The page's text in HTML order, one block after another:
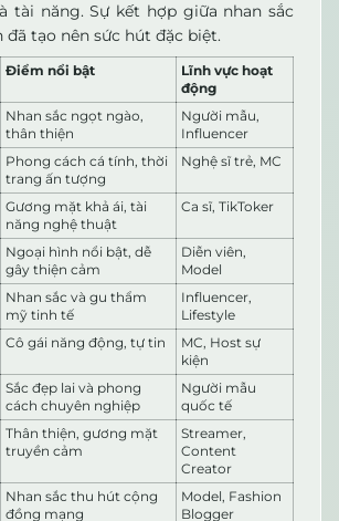
tài năng. Sự kết hợp giữa nhan sắc
đã tạo nên sức hút đặc biệt.
Điểm nổi bật
Lĩnh vực hoạt
động
Nhan sắc ngọt ngào,
thân thiện
Người mẫu,
Influencer
Phong cách cá tính, thời
trang ấn tượng
Nghệ sĩ trẻ, MC
Gương mặt khả ái, tài
năng nghệ thuật
Ca sĩ, TikToker
Ngoại hình nổi bật, dễ
gây thiện cảm
Diễn viên,
Model
Nhan sắc và gu thẩm
mỹ tinh tế
Influencer,
Lifestyle
Cô gái năng động, tự tin
MC, Host sự
kiện
Sắc đẹp lai và phong
cách chuyên nghiệp
Người mẫu
quốc tế
Thân thiện, gương mặt
truyền cảm
Streamer,
Content
Creator
Nhan sắc thu hút cộng
đồng mạng
Model, Fashion
Blogger